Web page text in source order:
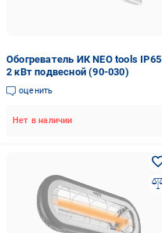
Обогреватель ИК NEO tools IP65
2 кВт подвесной (90-030)
оценить
Нет в наличии